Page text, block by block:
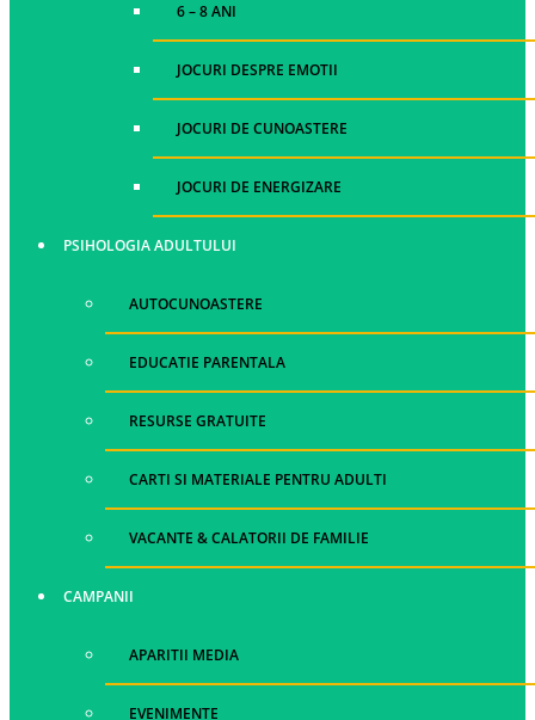
6 – 8 ANI
JOCURI DESPRE EMOTII
JOCURI DE CUNOASTERE
JOCURI DE ENERGIZARE
PSIHOLOGIA ADULTULUI
AUTOCUNOASTERE
EDUCATIE PARENTALA
RESURSE GRATUITE
CARTI SI MATERIALE PENTRU ADULTI
VACANTE & CALATORII DE FAMILIE
CAMPANII
APARITII MEDIA
EVENIMENTE